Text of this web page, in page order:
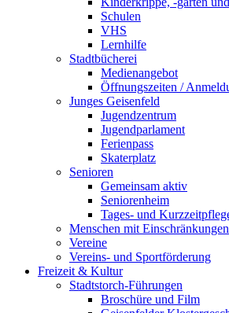
Schulen
VHS
Lernhilfe
Stadtbücherei
Medienangebot
Öffnungszeiten /
Junges Geisenfeld
Jugendzentrum
Jugendparlament
Ferienpass
Skaterplatz
Senioren
Gemeinsam aktiv
Seniorenheim
Tages- und
Menschen mit Einschränkungen
Vereine
Vereins- und Sportförderung
Freizeit & Kultur
Stadtstorch-Führungen
Broschüre und Film